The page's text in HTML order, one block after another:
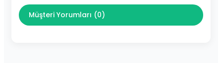
Müşteri Yorumları (0)